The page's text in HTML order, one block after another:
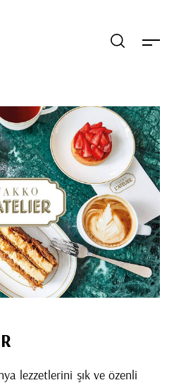
lezzetlerini şık ve özenli
Eğlence